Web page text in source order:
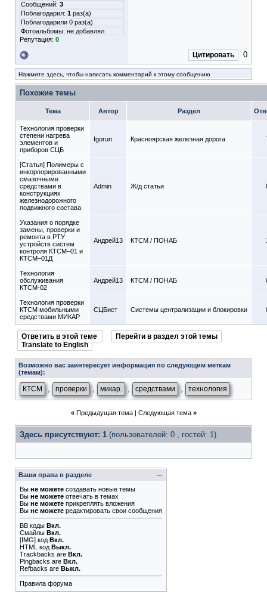
Сообщений: 3
Поблагодарил: 1 раз(а)
Поблагодарили 0 раз(а)
Фотоальбомы: не добавлял
Репутация: 0
Цитировать 0
Нажмите здесь, чтобы написать комментарий к этому сообщению
Похожие темы
Тема Автор Раздел
Технология проверки
степени нагрева
элементов и
приборов СЦБ
Igorun Красноярская железная дорога
[Статья] Полимеры с
инкорпорированными
смазочными
средствами в
конструкциях
железнодорожного
подвижного состава
Admin Ж/д статьи
Указания о порядке
замены, проверки и
ремонта в РТУ
устройств систем
контроля КТСМ–01 и
КТСМ–01Д
Андрей13 КТСМ / ПОНАБ
Технология
обслуживания
КТСМ-02
Андрей13 КТСМ / ПОНАБ
Технология проверки
КТСМ мобильными
средствами МИКАР
СЦБист Системы централизации и блокировки
Ответить в этой теме
Перейти в раздел этой темы
Translate to English
Возможно вас заинтересует информация по следующим меткам
(темам):
КТСМ проверки микар. средствами технология
« Предыдущая тема| Следующая тема »
Здесь присутствуют: 1 (пользователей: 0 , гостей: 1)
Ваши права в разделе
Вы не можете создавать новые темы
Вы не можете отвечать в темах
Вы не можете прикреплять вложения
Вы не можете редактировать свои сообщения
BB коды Вкл.
Смайлы Вкл.
[IMG] код Вкл.
HTML код Выкл.
Trackbacks are Вкл.
Pingbacks are Вкл.
Refbacks are Выкл.
Правила форума